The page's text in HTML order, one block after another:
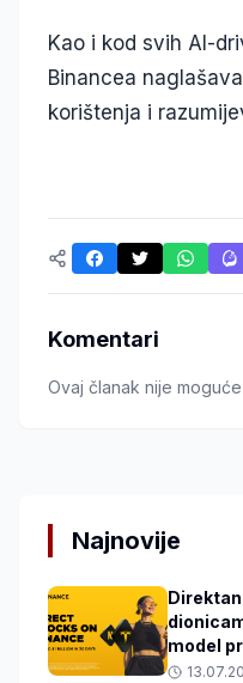
Kao i kod svih AI-
Binancea
korištenja i
Komentari
Ovaj članak nije
Najnovije
model
razvoju